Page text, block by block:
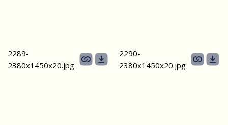
2289-
2380х1450х20.jpg
2290-
2380х1450х20.jpg